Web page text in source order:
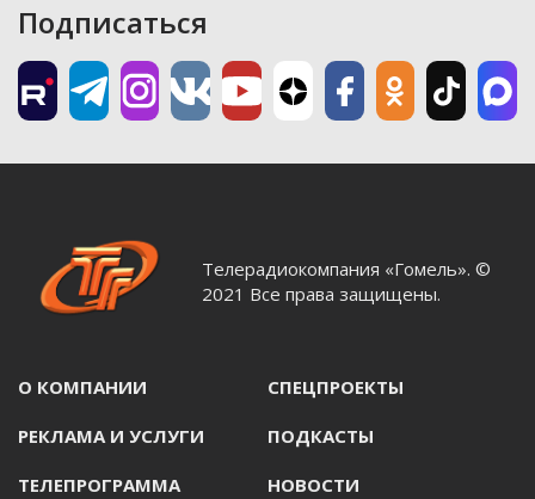
Подписаться
Телерадиокомпания «Гомель». ©
2021 Все права защищены.
О КОМПАНИИ СПЕЦПРОЕКТЫ
РЕКЛАМА И УСЛУГИ ПОДКАСТЫ
ТЕЛЕПРОГРАММА НОВОСТИ